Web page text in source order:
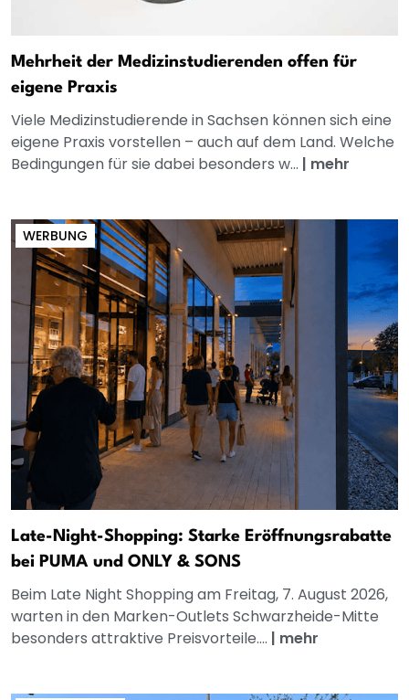
Mehrheit der Medizinstudierenden offen für
eigene Praxis
Viele Medizinstudierende in Sachsen können sich eine
eigene Praxis vorstellen – auch auf dem Land. Welche
Bedingungen für sie dabei besonders w... | mehr
WERBUNG
Late-Night-Shopping: Starke Eröffnungsrabatte
bei PUMA und ONLY & SONS
Beim Late Night Shopping am Freitag, 7. August 2026,
warten in den Marken-Outlets Schwarzheide-Mitte
besonders attraktive Preisvorteile.... | mehr